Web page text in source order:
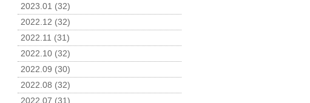
2023.01 (32)
2022.12 (32)
2022.11 (31)
2022.10 (32)
2022.09 (30)
2022.08 (32)
2022.07 (31)